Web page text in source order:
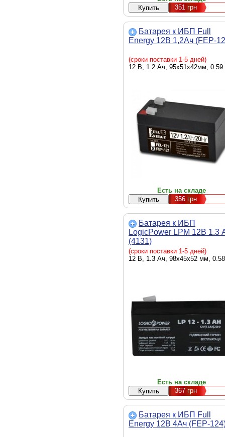
351грн
Батарея к ИБП Full
Energy 12В 1,2Ач (FEP-
(сроки поставки 1-5 дней)
12 В, 1.2 Ач, 95х51х42мм, 0.59
Есть на складе
356грн
Батарея к ИБП
LogicPower LPM 12В 1.3
(4131)
(сроки поставки 1-5 дней)
12 В, 1.3 Ач, 98x45x52 мм, 0.58
Есть на складе
367грн
Батарея к ИБП Full
Energy 12В 4Ач (FEP-